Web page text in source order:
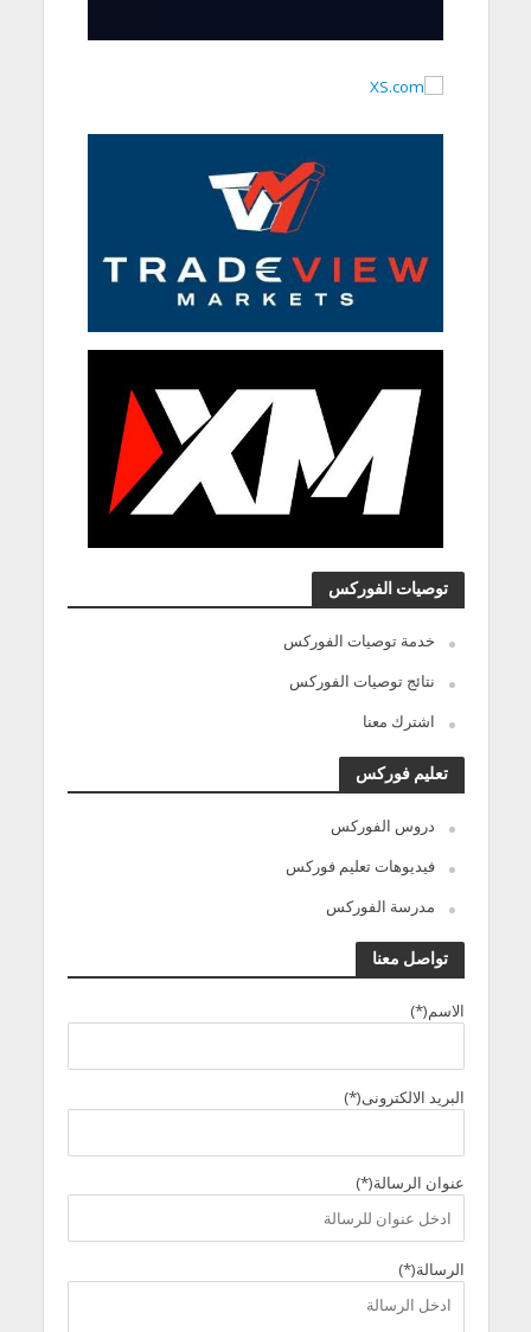
توصيات الفوركس
خدمة توصيات الفوركس
نتائج توصيات الفوركس
اشترك معنا
تعليم فوركس
دروس الفوركس
فيديوهات تعليم فوركس
مدرسة الفوركس
تواصل معنا
الاسم(*)
البريد الالكترونى(*)
عنوان الرسالة(*)
الرسالة(*)